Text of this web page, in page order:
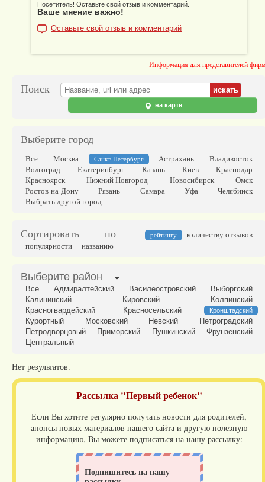
Посетитель! Оставьте свой отзыв и комментарий.
Ваше мнение важно!
Оставьте свой отзыв и комментарий
Информация для представителей
Поиск
на карте
Выберите город
Все Москва Санкт-Петербург Астрахань
Владивосток
Волгоград
Екатеринбург Казань Киев
Краснодар
Красноярск
Нижний Новгород Новосибирск
Омск
Ростов-на-Дону
Рязань Самара Уфа
Челябинск
Выбрать другой город
Сортировать по рейтингу
количеству отзывов
популярности
названию
Выберите район
Все Адмиралтейский Василеостровский
Выборгский
Калининский
Кировский
Колпинский
Красногвардейский
Красносельский Кронштадский
Курортный Московский Невский
Петроградский
Петродворцовый
Приморский Пушкинский
Фрунзенский
Центральный
Нет результатов.
Рассылка "Первый ребенок"
Если Вы хотите регулярно получать новости для родителей,
анонсы новых материалов нашего сайта и другую полезную
информацию, Вы можете подписаться на нашу рассылку: